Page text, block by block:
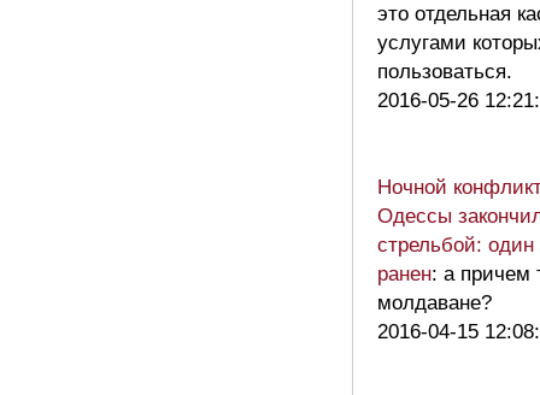
это отдельная
услугами
пользоваться.
2016-05-26
Ночной
Одессы
стрельбой: один
ранен: а причем
молдаване?
2016-04-15